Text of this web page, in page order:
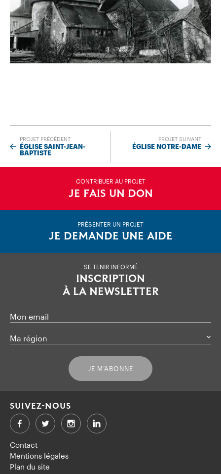
PROJET PRÉCÉDENT
ÉGLISE SAINT-JEAN-
BAPTISTE
PROJET SUIVANT
ÉGLISE NOTRE-DAME
CONTRIBUER AU PROJET
JE FAIS UN DON
PRÉSENTER UN PROJET
JE DEMANDE UNE AIDE
SE TENIR INFORMÉ
INSCRIPTION
À LA NEWSLETTER
Mon email
Ma région
JE M’ABONNE
Contact
Mentions légales
Plan du site
SUIVEZ-NOUS
FacebookTwitter LinkedIn